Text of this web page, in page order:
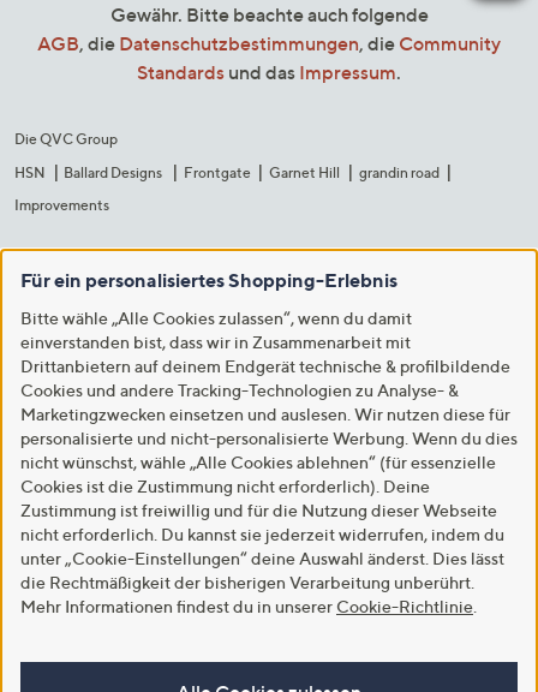
Gewähr. Bitte beachte auch folgende
AGB, die Datenschutzbestimmungen, die Community
Standards und das Impressum.
Die QVC Group
HSN
Ballard Designs Frontgate Garnet Hill
grandin road
Improvements
Für ein personalisiertes Shopping-Erlebnis
Bitte wähle „Alle Cookies zulassen“, wenn du damit
einverstanden bist, dass wir in Zusammenarbeit mit
Drittanbietern auf deinem Endgerät technische & profilbildende
Cookies und andere Tracking-Technologien zu Analyse- &
Marketingzwecken einsetzen und auslesen. Wir nutzen diese für
personalisierte und nicht-personalisierte Werbung. Wenn du dies
nicht wünschst, wähle „Alle Cookies ablehnen“ (für essenzielle
Cookies ist die Zustimmung nicht erforderlich). Deine
Zustimmung ist freiwillig und für die Nutzung dieser Webseite
nicht erforderlich. Du kannst sie jederzeit widerrufen, indem du
unter „Cookie-Einstellungen“ deine Auswahl änderst. Dies lässt
die Rechtmäßigkeit der bisherigen Verarbeitung unberührt.
Mehr Informationen findest du in unserer Cookie-Richtlinie